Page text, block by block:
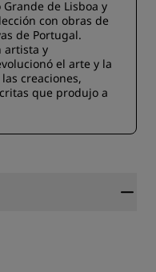
de Lisboa y
con obras de
de Portugal.
artista y
el arte y la
creaciones,
que produjo a